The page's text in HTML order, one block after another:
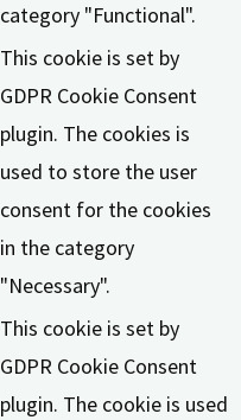
category "Functional".
This cookie is set by
GDPR Cookie Consent
plugin. The cookies is
used to store the user
consent for the cookies
in the category
"Necessary".
This cookie is set by
GDPR Cookie Consent
plugin. The cookie is used